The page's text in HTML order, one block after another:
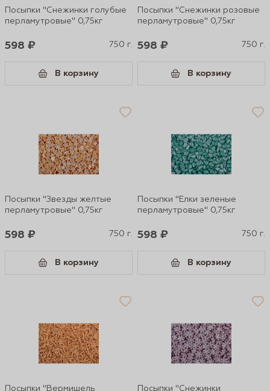
Посыпки "Снежинки голубые
перламутровые" 0,75кг
598 ₽ 750 г.
В корзину
Посыпки "Снежинки розовые
перламутровые" 0,75кг
598 ₽ 750 г.
В корзину
Посыпки "Звезды желтые
перламутровые" 0,75кг
598 ₽ 750 г.
В корзину
Посыпки "Елки зеленые
перламутровые" 0,75кг
598 ₽ 750 г.
В корзину
Посыпки "Вермишель
Посыпки "Снежинки